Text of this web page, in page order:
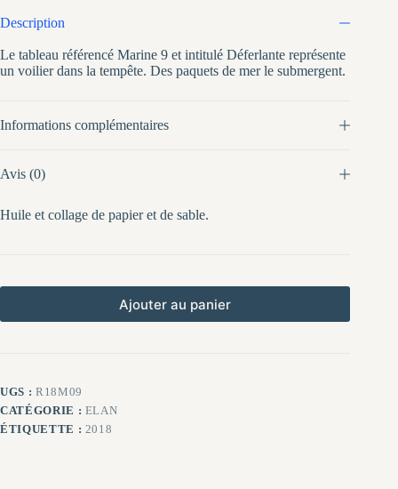
Description
Le tableau référencé Marine 9 et intitulé Déferlante représente
un voilier dans la tempête. Des paquets de mer le submergent.
Informations complémentaires
Avis (0)
Huile et collage de papier et de sable.
Ajouter au panier
UGS : R18M09
CATÉGORIE : ELAN
ÉTIQUETTE : 2018